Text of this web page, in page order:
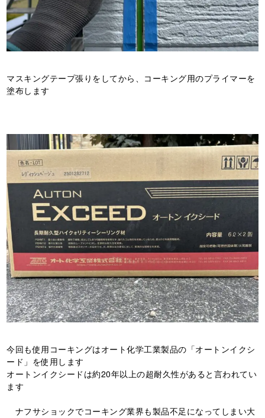
マスキングテープ張りをしてから、コーキング用のプライマーを
塗布します
今回も使用コーキングはオート化学工業製品の「オートンイクシ
ード」を使用します
オートンイクシードは約20年以上の超耐久性があると言われてい
ます
ナフサショックでコーキング業界も製品不足になってしまい大